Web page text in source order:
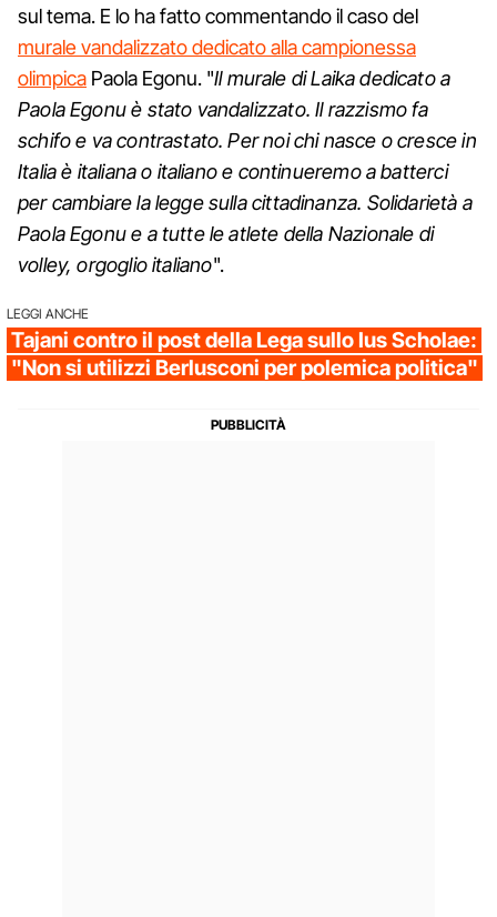
sul tema. E lo ha fatto commentando il caso del
murale vandalizzato dedicato alla campionessa
olimpica Paola Egonu. "Il murale di Laika dedicato a
Paola Egonu è stato vandalizzato. Il razzismo fa
schifo e va contrastato. Per noi chi nasce o cresce in
Italia è italiana o italiano e continueremo a batterci
per cambiare la legge sulla cittadinanza. Solidarietà a
Paola Egonu e a tutte le atlete della Nazionale di
volley, orgoglio italiano".
LEGGI ANCHE
Tajani contro il post della Lega sullo Ius Scholae:
"Non si utilizzi Berlusconi per polemica politica"